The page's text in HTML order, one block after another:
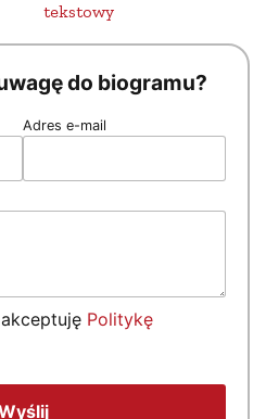
tekstowy
do biogramu?
Adres e-mail
Politykę